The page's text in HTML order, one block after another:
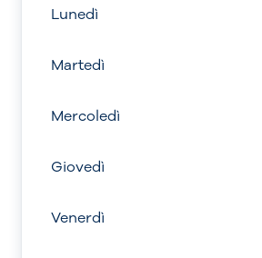
Lunedì
Martedì
Mercoledì
Giovedì
Venerdì